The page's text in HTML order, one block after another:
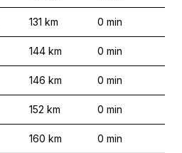
131 km 0 min
144 km 0 min
146 km 0 min
152 km 0 min
160 km 0 min